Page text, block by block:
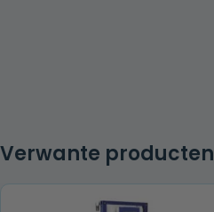
Verwante producten